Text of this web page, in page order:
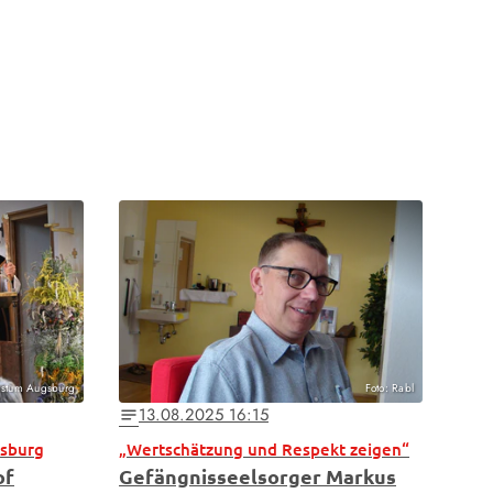
Augsburg Foto: Rabl
notes13.08.2025 16:15
„Wertschätzung und Respekt zeigen“
Gefängnisseelsorger Markus